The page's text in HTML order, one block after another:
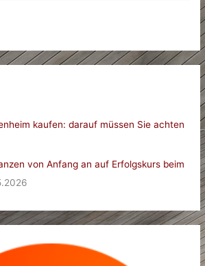
kaufen: darauf müssen Sie achten
von Anfang an auf Erfolgskurs beim